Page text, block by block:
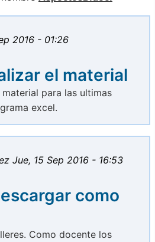
2016 - 01:26
el material
para las ultimas
excel.
Jue, 15 Sep 2016 - 16:53
como
Como docente los